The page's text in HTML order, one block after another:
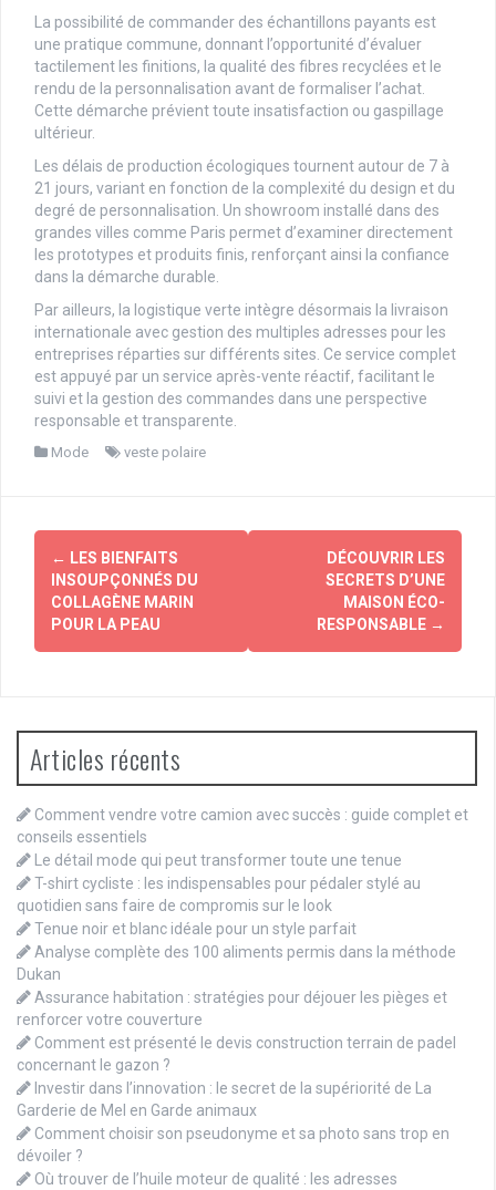
La possibilité de commander des échantillons payants est
une pratique commune, donnant l’opportunité d’évaluer
tactilement les finitions, la qualité des fibres recyclées et le
rendu de la personnalisation avant de formaliser l’achat.
Cette démarche prévient toute insatisfaction ou gaspillage
ultérieur.
Les délais de production écologiques tournent autour de 7 à
21 jours, variant en fonction de la complexité du design et du
degré de personnalisation. Un showroom installé dans des
grandes villes comme Paris permet d’examiner directement
les prototypes et produits finis, renforçant ainsi la confiance
dans la démarche durable.
Par ailleurs, la logistique verte intègre désormais la livraison
internationale avec gestion des multiples adresses pour les
entreprises réparties sur différents sites. Ce service complet
est appuyé par un service après-vente réactif, facilitant le
suivi et la gestion des commandes dans une perspective
responsable et transparente.
Mode veste polaire
Navigation
d'article
← LES BIENFAITS
INSOUPÇONNÉS DU
COLLAGÈNE MARIN
POUR LA PEAU
DÉCOUVRIR LES
SECRETS D’UNE
MAISON ÉCO-
RESPONSABLE →
Articles récents
Comment vendre votre camion avec succès : guide complet et
conseils essentiels
Le détail mode qui peut transformer toute une tenue
T-shirt cycliste : les indispensables pour pédaler stylé au
quotidien sans faire de compromis sur le look
Tenue noir et blanc idéale pour un style parfait
Analyse complète des 100 aliments permis dans la méthode
Dukan
Assurance habitation : stratégies pour déjouer les pièges et
renforcer votre couverture
Comment est présenté le devis construction terrain de padel
concernant le gazon ?
Investir dans l’innovation : le secret de la supériorité de La
Garderie de Mel en Garde animaux
Comment choisir son pseudonyme et sa photo sans trop en
dévoiler ?
Où trouver de l’huile moteur de qualité : les adresses